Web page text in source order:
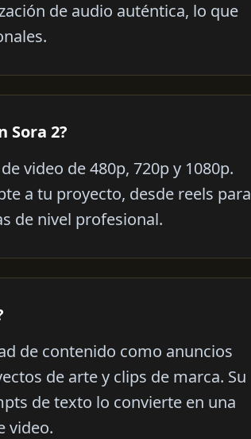
de audio auténtica, lo que
Sora 2?
video de 480p, 720p y 1080p.
a tu proyecto, desde reels para
de nivel profesional.
de contenido como anuncios
de arte y clips de marca. Su
de texto lo convierte en una
video.